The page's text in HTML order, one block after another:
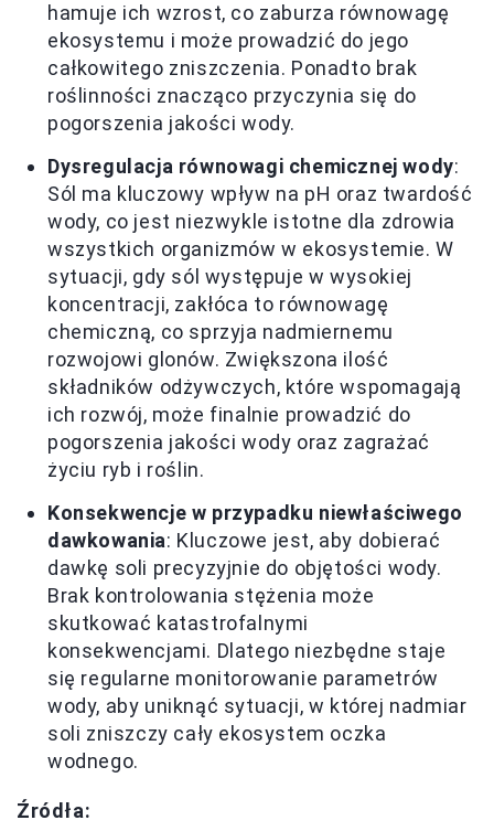
hamuje ich wzrost, co zaburza równowagę
ekosystemu i może prowadzić do jego
całkowitego zniszczenia. Ponadto brak
roślinności znacząco przyczynia się do
pogorszenia jakości wody.
Dysregulacja równowagi chemicznej wody:
Sól ma kluczowy wpływ na pH oraz twardość
wody, co jest niezwykle istotne dla zdrowia
wszystkich organizmów w ekosystemie. W
sytuacji, gdy sól występuje w wysokiej
koncentracji, zakłóca to równowagę
chemiczną, co sprzyja nadmiernemu
rozwojowi glonów. Zwiększona ilość
składników odżywczych, które wspomagają
ich rozwój, może finalnie prowadzić do
pogorszenia jakości wody oraz zagrażać
życiu ryb i roślin.
Konsekwencje w przypadku niewłaściwego
dawkowania: Kluczowe jest, aby dobierać
dawkę soli precyzyjnie do objętości wody.
Brak kontrolowania stężenia może
skutkować katastrofalnymi
konsekwencjami. Dlatego niezbędne staje
się regularne monitorowanie parametrów
wody, aby uniknąć sytuacji, w której nadmiar
soli zniszczy cały ekosystem oczka
wodnego.
Źródła: